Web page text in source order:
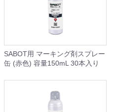
SABOT用 マーキング剤スプレー
缶 (赤色) 容量150mL 30本入り